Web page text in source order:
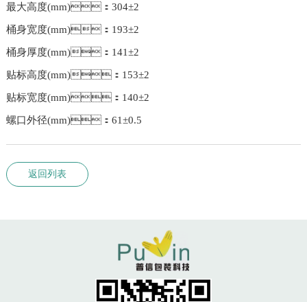
最大高度(mm)：304±2
桶身宽度(mm)：193±2
桶身厚度(mm)：141±2
贴标高度(mm)：153±2
贴标宽度(mm)：140±2
螺口外径(mm)：61±0.5
返回列表